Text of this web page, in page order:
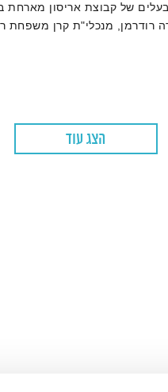
של קבוצת אריסון מארחת
רודרמן, מנכלי"ת קרן משפחת
הצג עוד